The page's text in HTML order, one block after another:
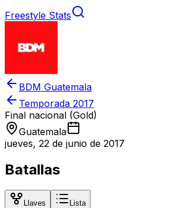
Freestyle Stats
BDM Guatemala
Temporada 2017
Final nacional (Gold)
Guatemala
jueves, 22 de junio de 2017
Batallas
Llaves Lista